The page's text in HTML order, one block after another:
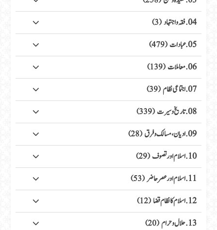
04. فقہ واجتہاد (3)
05. عبادات (479)
06. معاملات (139)
07. اجتماعی نظام (39)
08. تاریخ وسیرت (339)
09. ادیان، مسالک وفرق (28)
10. اسلام اور تصوف (29)
11. اسلام اور عصر حاضر (53)
12. اسلام کا نظام قضا (12)
13. حلال وحرام (20)